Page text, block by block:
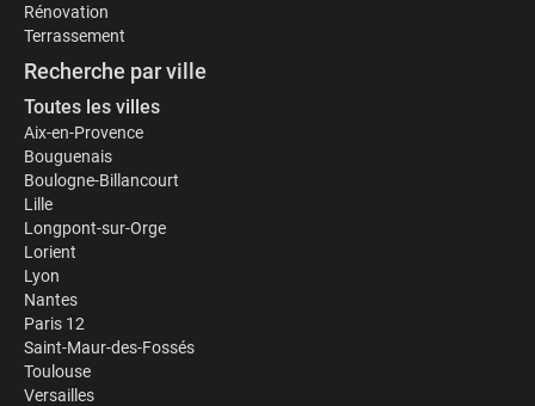
Rénovation
Terrassement
Recherche par ville
Toutes les villes
Aix-en-Provence
Bouguenais
Boulogne-Billancourt
Lille
Longpont-sur-Orge
Lorient
Lyon
Nantes
Paris 12
Saint-Maur-des-Fossés
Toulouse
Versailles